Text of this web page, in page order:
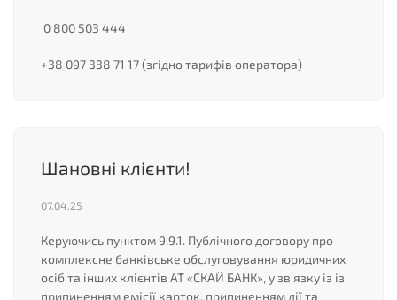
0 800 503 444
+38 097 338 71 17 (згідно тарифів оператора)
Шановні клієнти!
07.04.25
Керуючись пунктом 9.9.1. Публічного договору про
комплексне банківське обслуговування юридичних
осіб та інших клієнтів АТ «СКАЙ БАНК», у зв’язку із із
припиненням емісії карток, припиненням дії та